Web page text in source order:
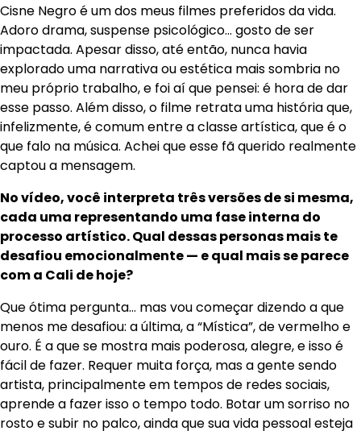
Cisne Negro é um dos meus filmes preferidos da vida.
Adoro drama, suspense psicológico… gosto de ser
impactada. Apesar disso, até então, nunca havia
explorado uma narrativa ou estética mais sombria no
meu próprio trabalho, e foi aí que pensei: é hora de dar
esse passo. Além disso, o filme retrata uma história que,
infelizmente, é comum entre a classe artística, que é o
que falo na música. Achei que esse fã querido realmente
captou a mensagem.
No vídeo, você interpreta três versões de si mesma,
cada uma representando uma fase interna do
processo artístico. Qual dessas personas mais te
desafiou emocionalmente — e qual mais se parece
com a Cali de hoje?
Que ótima pergunta… mas vou começar dizendo a que
menos me desafiou: a última, a “Mística”, de vermelho e
ouro. É a que se mostra mais poderosa, alegre, e isso é
fácil de fazer. Requer muita força, mas a gente sendo
artista, principalmente em tempos de redes sociais,
aprende a fazer isso o tempo todo. Botar um sorriso no
rosto e subir no palco, ainda que sua vida pessoal esteja